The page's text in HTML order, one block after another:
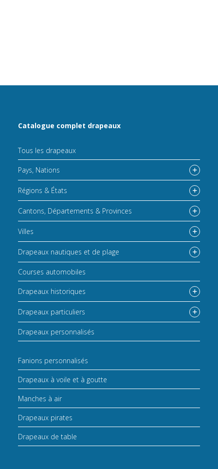
Catalogue complet drapeaux
Tous les drapeaux
Pays, Nations
Régions & États
Cantons, Départements & Provinces
Villes
Drapeaux nautiques et de plage
Courses automobiles
Drapeaux historiques
Drapeaux particuliers
Drapeaux personnalisés
Fanions personnalisés
Drapeaux à voile et à goutte
Manches à air
Drapeaux pirates
Drapeaux de table